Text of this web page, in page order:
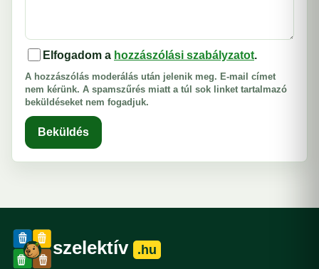
Elfogadom a hozzászólási szabályzatot.
A hozzászólás moderálás után jelenik meg. E-mail címet
nem kérünk. A spamszűrés miatt a túl sok linket tartalmazó
beküldéseket nem fogadjuk.
Beküldés
szelektív .hu